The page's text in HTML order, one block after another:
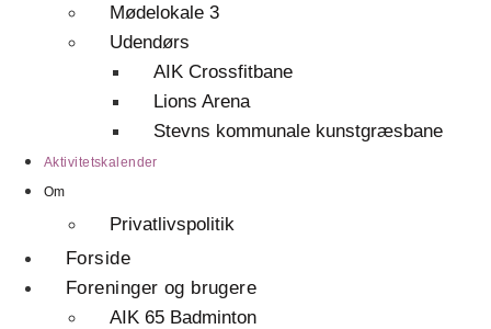
Mødelokale 3
Udendørs
AIK Crossfitbane
Lions Arena
Stevns kommunale kunstgræsbane
Aktivitetskalender
Om
Privatlivspolitik
Forside
Foreninger og brugere
AIK 65 Badminton